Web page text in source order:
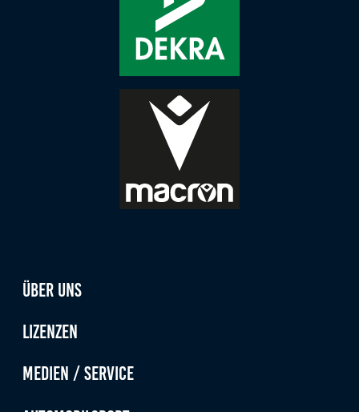
Über uns
Lizenzen
Medien / Service